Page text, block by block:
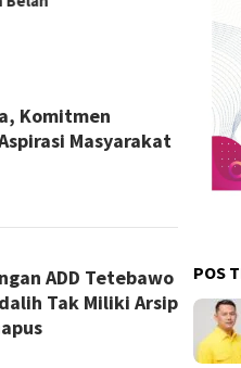
Komitmen
Masyarakat
ADD Tetebawo
Tak Miliki Arsip
POS